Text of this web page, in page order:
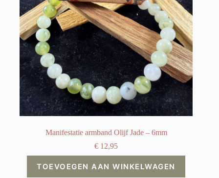
Manifestatie armband Olijf Jade – 6mm
€ 12,95
TOEVOEGEN AAN WINKELWAGEN